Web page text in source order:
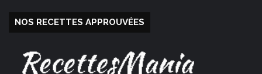
NOS RECETTES APPROUVÉES